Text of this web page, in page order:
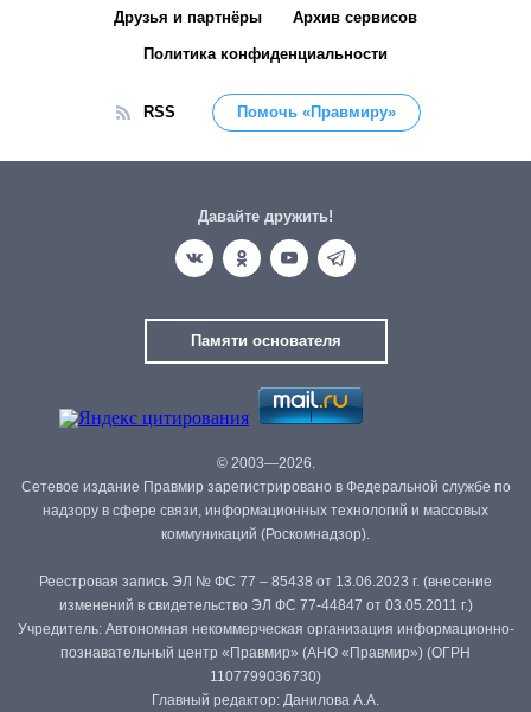
Друзья и партнёры Архив сервисов
Политика конфиденциальности
RSS Помочь «Правмиру»
Давайте дружить!
Памяти основателя
© 2003—2026.
Сетевое издание Правмир зарегистрировано в Федеральной службе по
надзору в сфере связи, информационных технологий и массовых
коммуникаций (Роскомнадзор).
Реестровая запись ЭЛ № ФС 77 – 85438 от 13.06.2023 г. (внесение
изменений в свидетельство ЭЛ ФС 77-44847 от 03.05.2011 г.)
Учредитель: Автономная некоммерческая организация информационно-
познавательный центр «Правмир» (АНО «Правмир») (ОГРН
1107799036730)
Главный редактор: Данилова А.А.